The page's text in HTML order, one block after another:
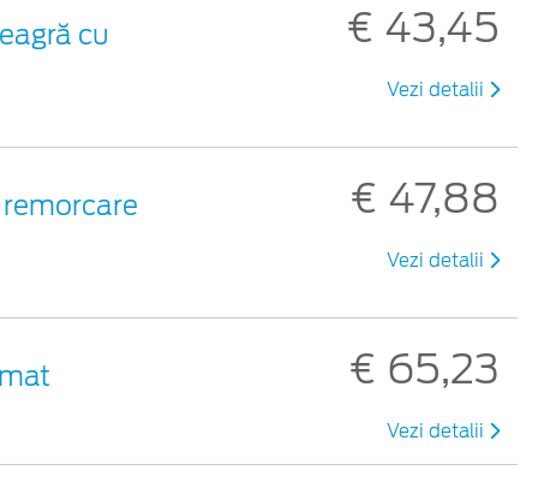
cu
€ 43,45
Vezi detalii
€ 47,88
Vezi detalii
€ 65,23
Vezi detalii